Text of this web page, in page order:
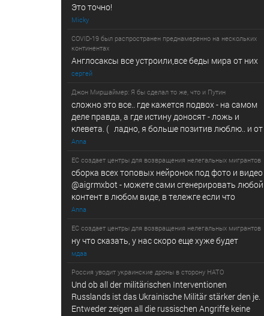
Это точно!
Micky
COVID-19 был распространен преднамеренно на нескольких
континентах
Англосаксы все устроили,все беды мира от них
сергей
Джон Миршаймер: Я бы сделал то же, что и Путин
сложно это все.. где кажется подвох - на самом
деле правда, а где истину доносят - ложь и
клевета. ( ладно, я больше позитив люблю.. и от
Anna
ЕС создает центры для возвращения нелегальных мигрантов
сборка всех топовых нейронок под фото и видео
@­a­i­­gr­mx­b­­o­t - можете сами сгенерировать любой
контент в любом виде, в т­ележг­е е­сл­и ч­то
Anna
ЕС создает центры для возвращения нелегальных мигрантов
ну что сказать, у нас скоро еще хуже будет
мдаа
Россия уводит украинские дроны в сторону НАТО
Und ob all der militärischen Interventionen
Russlands ist das Ukrainische Militär stärker den je.
Entweder zeigen all die russischen Angriffe keine